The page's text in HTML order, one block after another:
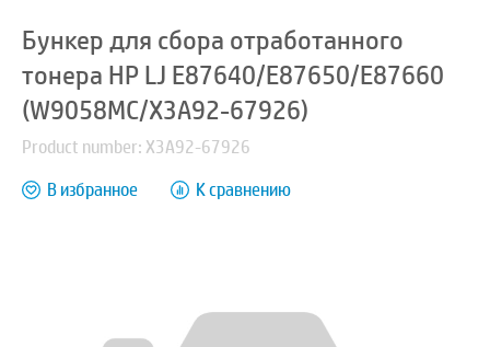
Бункер для сбора отработанного
тонера HP LJ E87640/E87650/E87660
(W9058MC/X3A92-67926)
Product number: X3A92-67926
В избранное
К сравнению